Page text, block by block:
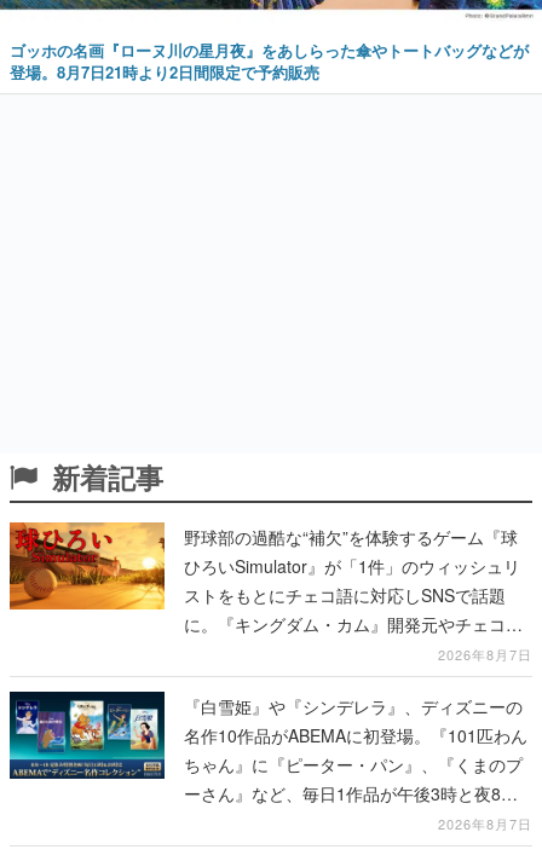
ゴッホの名画『ローヌ川の星月夜』をあしらった傘やトートバッグなどが
登場。8月7日21時より2日間限定で予約販売
新着記事
野球部の過酷な“補欠”を体験するゲーム『球
ひろいSimulator』が「1件」のウィッシュリ
ストをもとにチェコ語に対応しSNSで話題
に。『キングダム・カム』開発元やチェコの
2026年8月7日
『白雪姫』や『シンデレラ』、ディズニーの
名作10作品がABEMAに初登場。『101匹わん
ちゃん』に『ピーター・パン』、『くまのプ
ーさん』など、毎日1作品が午後3時と夜8時
2026年8月7日